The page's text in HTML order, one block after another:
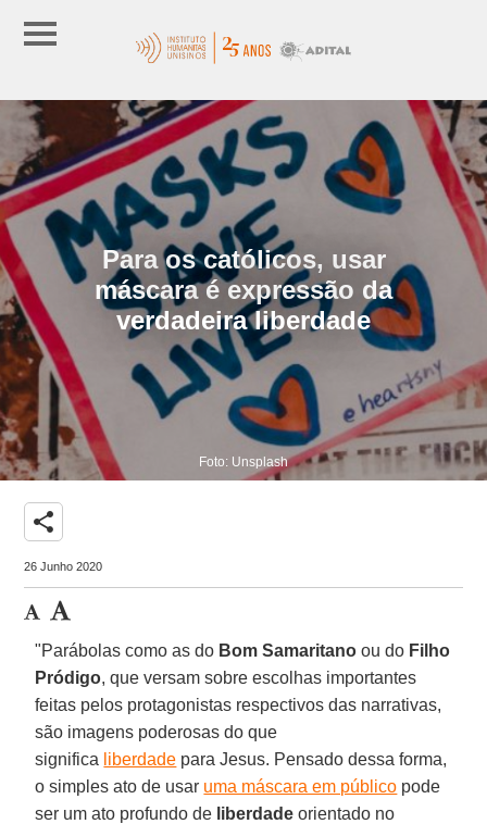
Para os católicos, usar
máscara é expressão da
verdadeira liberdade
Foto: Unsplash
share
26 Junho 2020
"Parábolas como as do Bom Samaritano ou do Filho
Pródigo, que versam sobre escolhas importantes
feitas pelos protagonistas respectivos das narrativas,
são imagens poderosas do que
significa liberdade para Jesus. Pensado dessa forma,
o simples ato de usar uma máscara em público pode
ser um ato profundo de liberdade orientado no